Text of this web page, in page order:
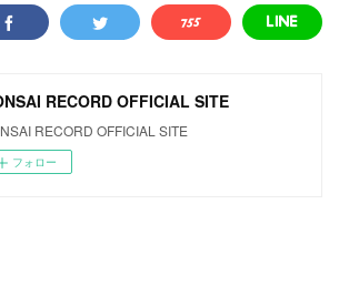
RECORD OFFICIAL SITE
RECORD OFFICIAL SITE
フォロー